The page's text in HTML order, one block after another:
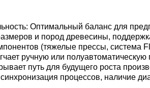
Оптимальный баланс для
и пород древесины,
(тяжелые прессы, система
ручную или полуавтоматическую
путь для будущего роста
процессов, наличие